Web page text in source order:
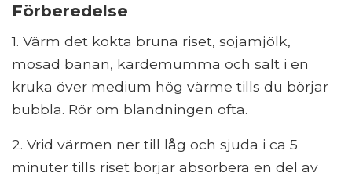
Förberedelse
1. Värm det kokta bruna riset, sojamjölk,
mosad banan, kardemumma och salt i en
kruka över medium hög värme tills du börjar
bubbla. Rör om blandningen ofta.
2. Vrid värmen ner till låg och sjuda i ca 5
minuter tills riset börjar absorbera en del av